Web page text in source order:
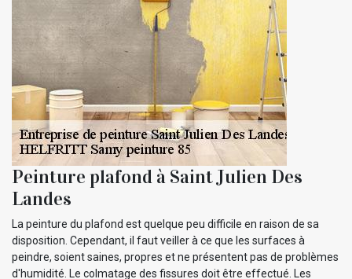
Peinture plafond à Saint Julien Des
Landes
La peinture du plafond est quelque peu difficile en raison de sa
disposition. Cependant, il faut veiller à ce que les surfaces à
peindre, soient saines, propres et ne présentent pas de problèmes
d'humidité. Le colmatage des fissures doit être effectué. Les